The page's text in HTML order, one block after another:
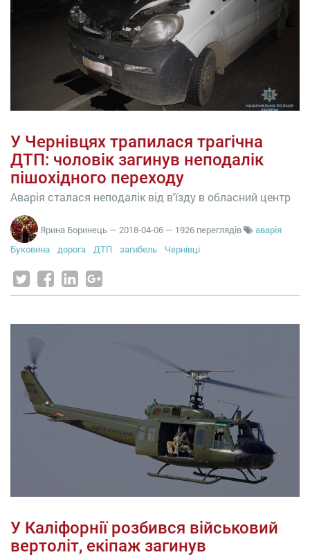
У Чернівцях трапилася трагічна
ДТП: чоловік загинув неподалік
пішохідного переходу
Аварія сталася неподалік від в'їзду в обласний центр
Ярина Боринець — 2018-04-06 — 1926 переглядів
аварія
Буковина
дорога ДТП загибель Чернівці
У Каліфорнії розбився військовий
вертоліт, екіпаж загинув